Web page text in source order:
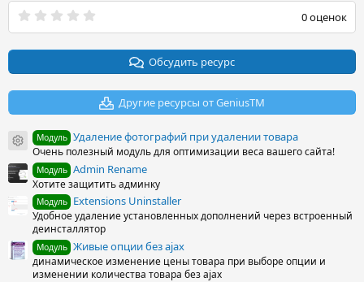
0
0
в
з
д
0 оценок
Обсудить ресурс
Другие ресурсы от GeniusTM
Иконка ресурса
Модуль Удаление фотографий при удалении товара
Очень полезный модуль для оптимизации веса вашего сайта!
Модуль Admin Rename
Хотите защитить админку
Модуль Extensions Uninstaller
Удобное удаление установленных дополнений через встроенный
деинсталлятор
Модуль Живые опции без ajax
динамическое изменение цены товара при выборе опции и
изменении количества товара без ajax